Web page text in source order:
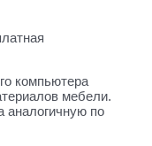
компьютера
мебели.
аналогичную по